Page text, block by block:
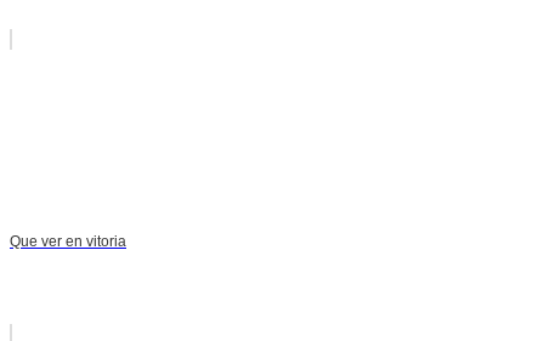
Que ver en vitoria